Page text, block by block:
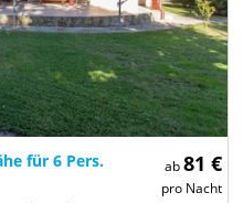
ab81 €
pro Nacht
für 6 Pers.